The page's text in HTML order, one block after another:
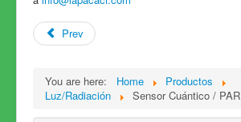
Prev
You are here: Home
Productos
Luz/Radiación
Sensor Cuántico / PAR